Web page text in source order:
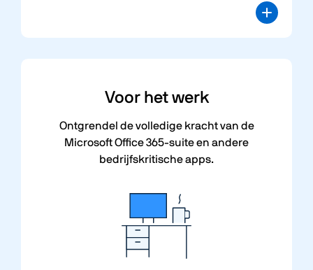
Voor het werk
Ontgrendel de volledige kracht van de
Microsoft Office 365-suite en andere
bedrijfskritische apps.